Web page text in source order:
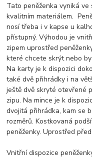
Tato peněženka vyniká ve
kvalitním materiálem.
nosí třeba i v kapse u
přístupný. Výhodou je
zipem uprostřed
které chcete skrýt nebo
Na karty je k dispozici
také dvě přihrádky i na
ještě dvě skryté otevřené
zipu. Na mince je k
dvojitá přihrádka, kam se
rozměrů. Kostkovaná
peněženky. Uprostřed
Vnitřní dispozice